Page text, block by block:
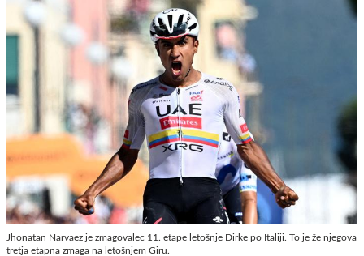
Jhonatan Narvaez je zmagovalec 11. etape letošnje Dirke po Italiji. To je že njegova
tretja etapna zmaga na letošnjem Giru.